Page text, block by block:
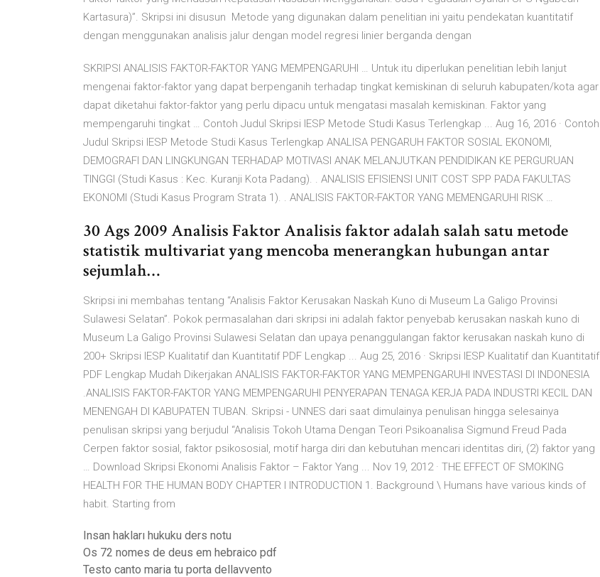
Kartasura)”. Skripsi ini disusun Metode yang digunakan dalam penelitian ini yaitu pendekatan kuantitatif
dengan menggunakan analisis jalur dengan model regresi linier berganda dengan
SKRIPSI ANALISIS FAKTOR-FAKTOR YANG MEMPENGARUHI … Untuk itu diperlukan penelitian lebih lanjut
mengenai faktor-faktor yang dapat berpenganih terhadap tingkat kemiskinan di seluruh kabupaten/kota agar
dapat diketahui faktor-faktor yang perlu dipacu untuk mengatasi masalah kemiskinan. Faktor yang
mempengaruhi tingkat … Contoh Judul Skripsi IESP Metode Studi Kasus Terlengkap ... Aug 16, 2016 · Contoh
Judul Skripsi IESP Metode Studi Kasus Terlengkap ANALISA PENGARUH FAKTOR SOSIAL EKONOMI,
DEMOGRAFI DAN LINGKUNGAN TERHADAP MOTIVASI ANAK MELANJUTKAN PENDIDIKAN KE PERGURUAN
TINGGI (Studi Kasus : Kec. Kuranji Kota Padang). . ANALISIS EFISIENSI UNIT COST SPP PADA FAKULTAS
EKONOMI (Studi Kasus Program Strata 1). . ANALISIS FAKTOR-FAKTOR YANG MEMENGARUHI RISK …
30 Ags 2009 Analisis Faktor Analisis faktor adalah salah satu metode
statistik multivariat yang mencoba menerangkan hubungan antar
sejumlah…
Skripsi ini membahas tentang “Analisis Faktor Kerusakan Naskah Kuno di Museum La Galigo Provinsi
Sulawesi Selatan”. Pokok permasalahan dari skripsi ini adalah faktor penyebab kerusakan naskah kuno di
Museum La Galigo Provinsi Sulawesi Selatan dan upaya penanggulangan faktor kerusakan naskah kuno di
200+ Skripsi IESP Kualitatif dan Kuantitatif PDF Lengkap ... Aug 25, 2016 · Skripsi IESP Kualitatif dan Kuantitatif
PDF Lengkap Mudah Dikerjakan ANALISIS FAKTOR-FAKTOR YANG MEMPENGARUHI INVESTASI DI INDONESIA
.ANALISIS FAKTOR-FAKTOR YANG MEMPENGARUHI PENYERAPAN TENAGA KERJA PADA INDUSTRI KECIL DAN
MENENGAH DI KABUPATEN TUBAN. Skripsi - UNNES dari saat dimulainya penulisan hingga selesainya
penulisan skripsi yang berjudul “Analisis Tokoh Utama Dengan Teori Psikoanalisa Sigmund Freud Pada
Cerpen faktor sosial, faktor psikososial, motif harga diri dan kebutuhan mencari identitas diri, (2) faktor yang
… Download Skripsi Ekonomi Analisis Faktor – Faktor Yang ... Nov 19, 2012 · THE EFFECT OF SMOKING
HEALTH FOR THE HUMAN BODY CHAPTER I INTRODUCTION 1. Background \ Humans have various kinds of
habit. Starting from
Insan hakları hukuku ders notu
Os 72 nomes de deus em hebraico pdf
Testo canto maria tu porta dellavvento